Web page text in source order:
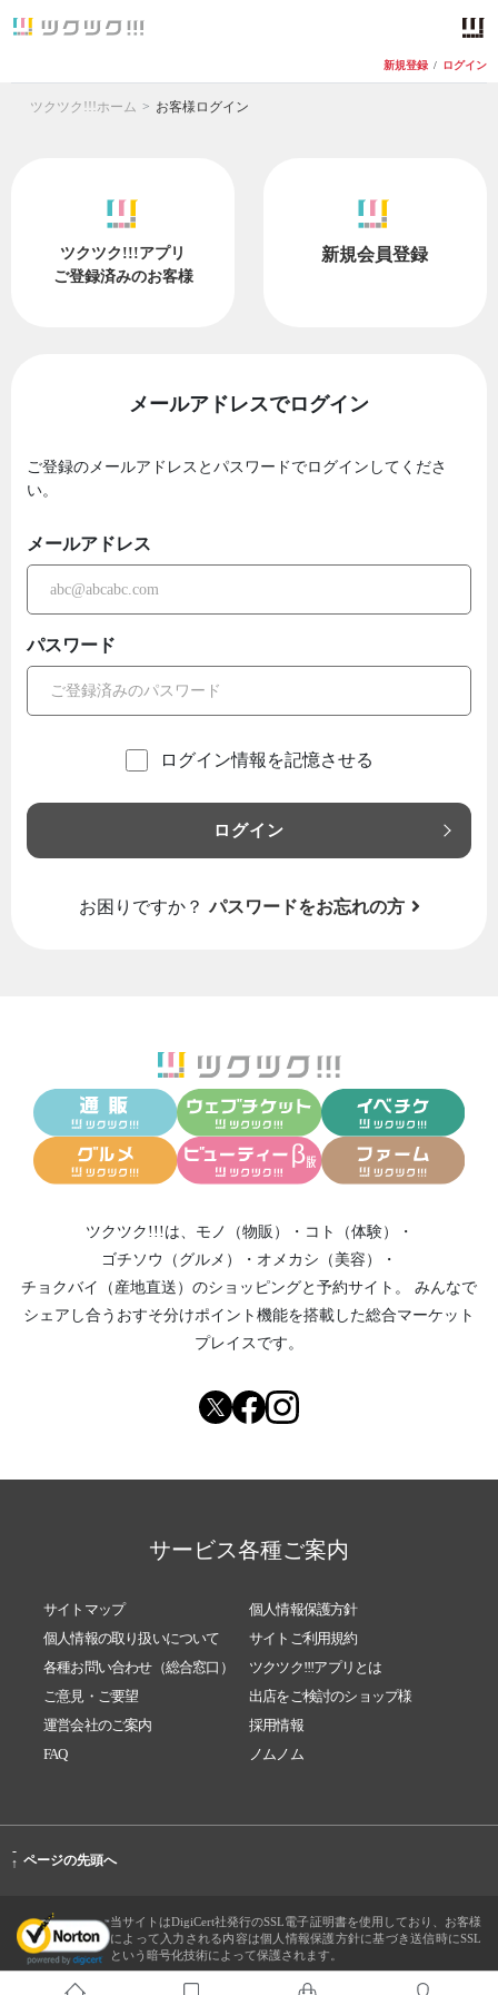
新規登録 / ログイン
ツクツク!!!ホーム お客様ログイン
ツクツク!!!アプリ
ご登録済みのお客様
新規会員登録
メールアドレスでログイン
ご登録のメールアドレスとパスワードでログインしてくださ
い。
メールアドレス
パスワード
ログイン情報を記憶させる
ログイン
お困りですか？ パスワードをお忘れの方
ツクツク!!!は、 モノ（物販） ・ コト（体験）
・
ゴチソウ（グルメ）
・ オメカシ（美容）
・
チョクバイ（産地直送） のショッピングと予約サイト。
みんなで
シェアし合う おすそ分けポイント機能を搭載した総合マーケット
プレイスです。
サービス各種ご案内
サイトマップ
個人情報保護方針
個人情報の取り扱いについて
サイトご利用規約
各種お問い合わせ（総合窓口）
ツクツク!!!アプリとは
ご意見・ご要望
出店をご検討のショップ様
運営会社のご案内
採用情報
FAQ
ノムノム
-
↑ ページの先頭へ
当サイトはDigiCert社発行のSSL電子証明書を使用しており、お客様
によって入力される内容は個人情報保護方針に基づき送信時にSSL
という暗号化技術によって保護されます。